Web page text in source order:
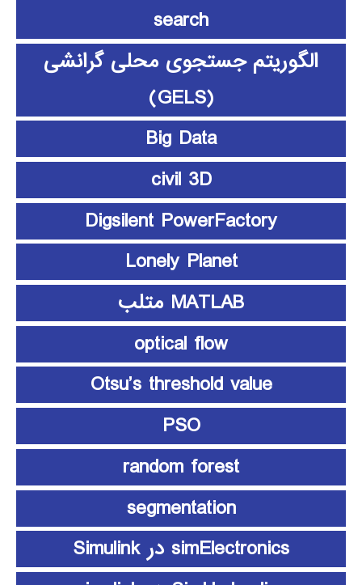
search
الگوریتم جستجوی محلی گرانشی
(GELS)
Big Data
civil 3D
Digsilent PowerFactory
Lonely Planet
MATLAB متلب
optical flow
Otsu’s threshold value
PSO
random forest
segmentation
simElectronics در Simulink